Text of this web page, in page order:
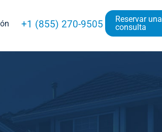
+1 (855) 270-9505
Reservar una
consulta